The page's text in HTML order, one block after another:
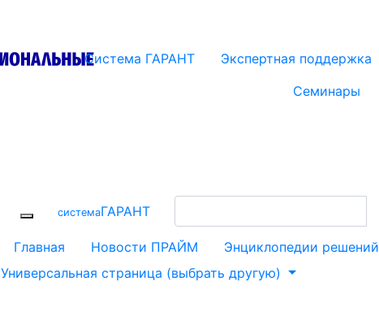
Система ГАРАНТ Экспертная поддержка
Семинары
cистемаГАРАНТ
Главная
Новости ПРАЙМ Энциклопедии решений
Универсальная страница (выбрать другую)